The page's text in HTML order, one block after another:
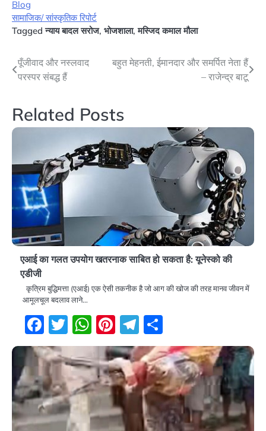
Blog
सामाजिक/ सांस्कृतिक रिपोर्ट
Taggedन्याय बादल सरोज, भोजशाला,मस्जिद कमाल मौला
Post
navigation
पूँजीवाद और नस्लवाद
परस्पर संबद्ध हैं
बहुत मेहनती, ईमानदार और समर्पित नेता हैं
– राजेन्द्र बाटू
Related Posts
एआई का गलत उपयोग खतरनाक साबित हो सकता है: यूनेस्को की
एडीजी
कृत्रिम बुद्धिमत्ता (एआई) एक ऐसी तकनीक है जो आग की खोज की तरह मानव जीवन में
आमूलचूल बदलाव लाने…
Facebook
Twitter
WhatsApp
Pinterest
Telegram